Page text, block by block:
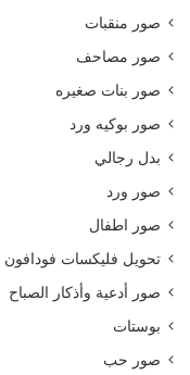
صور منقبات
صور مصاحف
صور بنات صغيره
صور بوكيه ورد
بدل رجالي
صور ورد
صور اطفال
تحويل فليكسات فودافون
صور أدعية وأذكار الصباح
بوستات
صور حب